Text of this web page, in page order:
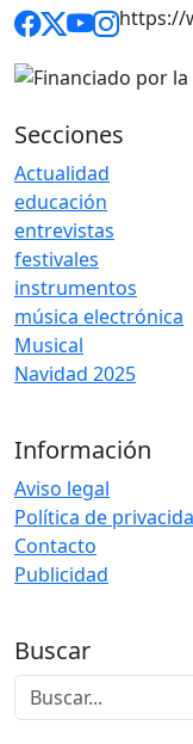
https://
Secciones
Actualidad
educación
entrevistas
festivales
instrumentos
música electrónica
Musical
Navidad 2025
Información
Aviso legal
Política de
Contacto
Publicidad
Buscar